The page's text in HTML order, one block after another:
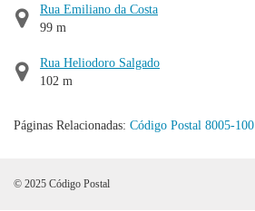
Rua Emiliano da Costa
99 m
Rua Heliodoro Salgado
102 m
Páginas Relacionadas: Código Postal 8005-100
© 2025 Código Postal